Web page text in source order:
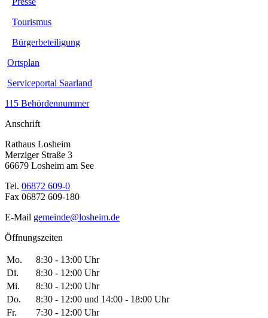
Tourismus
Bürgerbeteiligung
Ortsplan
Serviceportal Saarland
115 Behördennummer
Anschrift
Rathaus Losheim
Merziger Straße 3
66679 Losheim am See
Tel. 06872 609-0
Fax 06872 609-180
E-Mail gemeinde@losheim.de
Öffnungszeiten
Mo.
8:30 - 13:00 Uhr
Di.
8:30 - 12:00 Uhr
Mi.
8:30 - 12:00 Uhr
Do.
8:30 - 12:00 und 14:00 - 18:00 Uhr
Fr.
7:30 - 12:00 Uhr